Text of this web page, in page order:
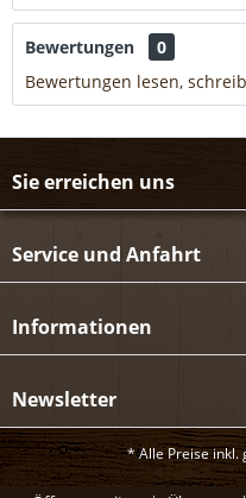
Bewertungen
0
Bewertungen lesen,
Sie erreichen uns
Service und Anfahrt
Informationen
Newsletter
* Alle Preise inkl.